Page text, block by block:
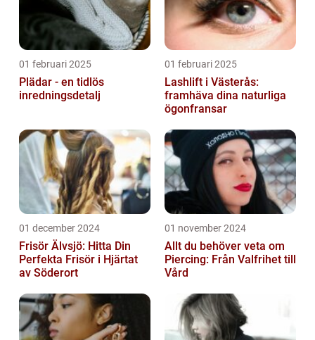
01 februari 2025
Plädar - en tidlös
inredningsdetalj
01 februari 2025
Lashlift i Västerås:
framhäva dina naturliga
ögonfransar
01 december 2024
Frisör Älvsjö: Hitta Din
Perfekta Frisör i Hjärtat
av Söderort
01 november 2024
Allt du behöver veta om
Piercing: Från Valfrihet till
Vård